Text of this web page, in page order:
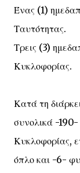
Ένας (1)
Ταυτότητας.
Τρεις (3)
Κυκλοφορίας.
Κατά τη
συνολικά -
Κυκλοφορίας,
όπλο και -6-